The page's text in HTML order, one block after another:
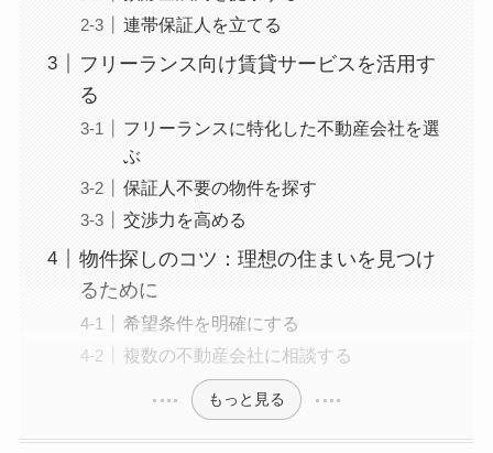
連帯保証人を立てる
フリーランス向け賃貸サービスを活用す
る
フリーランスに特化した不動産会社を選
ぶ
保証人不要の物件を探す
交渉力を高める
物件探しのコツ：理想の住まいを見つけ
るために
希望条件を明確にする
複数の不動産会社に相談する
もっと見る